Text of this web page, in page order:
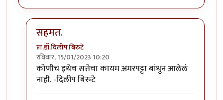
सहमत.
प्रा.डॉ.दिलीप बिरुटे
रविवार, 15/01/2023 10:20
In reply toअजून थोडी वर्ष थांबा.byकंजूस
कोणीच इथेच सत्तेचा कायम अमरपट्टा बांधुन आलेलं
नाही. -दिलीप बिरुटे